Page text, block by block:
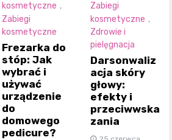
kosmetyczne ,
Zabiegi
kosmetyczne
Frezarka do
stóp: Jak
wybrać i
używać
urządzenie
do
domowego
pedicure?
Zabiegi
kosmetyczne ,
Zdrowie i
pielęgnacja
Darsonwaliz
acja skóry
głowy:
efekty i
przeciwwska
zania